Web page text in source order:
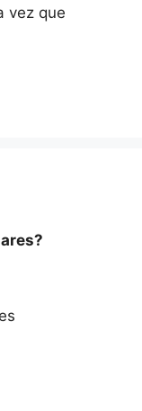
vez que